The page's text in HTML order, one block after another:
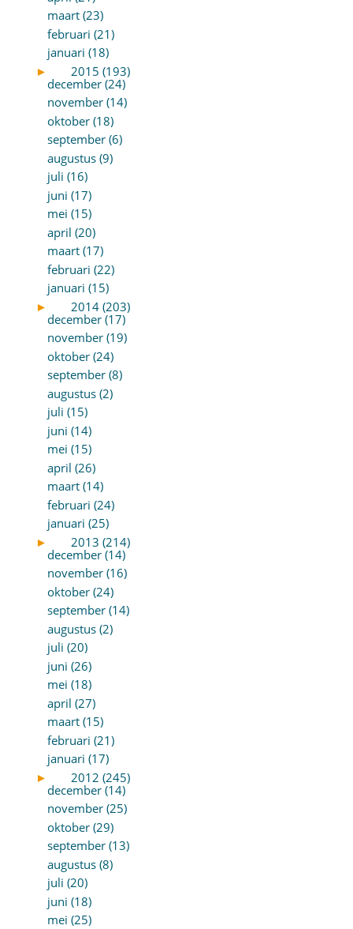
maart (23)
februari (21)
januari (18)
►
2015 (193)
december (24)
november (14)
oktober (18)
september (6)
augustus (9)
juli (16)
juni (17)
mei (15)
april (20)
maart (17)
februari (22)
januari (15)
►
2014 (203)
december (17)
november (19)
oktober (24)
september (8)
augustus (2)
juli (15)
juni (14)
mei (15)
april (26)
maart (14)
februari (24)
januari (25)
►
2013 (214)
december (14)
november (16)
oktober (24)
september (14)
augustus (2)
juli (20)
juni (26)
mei (18)
april (27)
maart (15)
februari (21)
januari (17)
►
2012 (245)
december (14)
november (25)
oktober (29)
september (13)
augustus (8)
juli (20)
juni (18)
mei (25)